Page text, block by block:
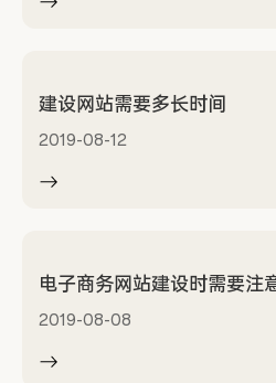
建设网站需要多长时间
2019-08-12
电子商务网站建设时需要注
2019-08-08